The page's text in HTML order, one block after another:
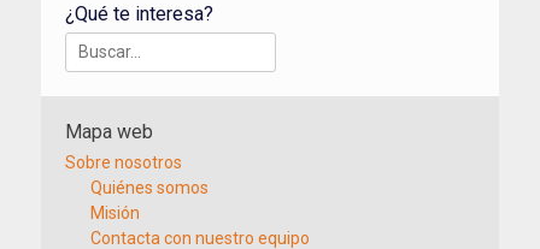
¿Qué te interesa?
Buscar:
Mapa web
Sobre nosotros
Quiénes somos
Misión
Contacta con nuestro equipo